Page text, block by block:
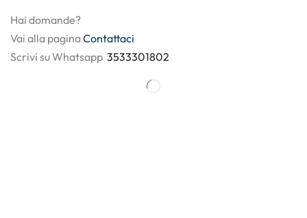
Hai domande?
Vai alla paginaContattaci
Scrivi su Whatsapp 3533301802